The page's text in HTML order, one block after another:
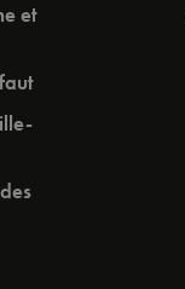
et